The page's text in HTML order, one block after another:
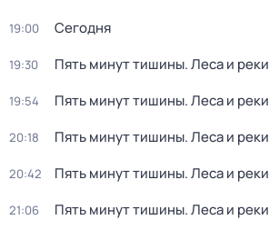
19:00 Сегодня
19:30 Пять минут тишины. Леса и реки
19:54 Пять минут тишины. Леса и реки
20:18 Пять минут тишины. Леса и реки
20:42 Пять минут тишины. Леса и реки
21:06 Пять минут тишины. Леса и реки